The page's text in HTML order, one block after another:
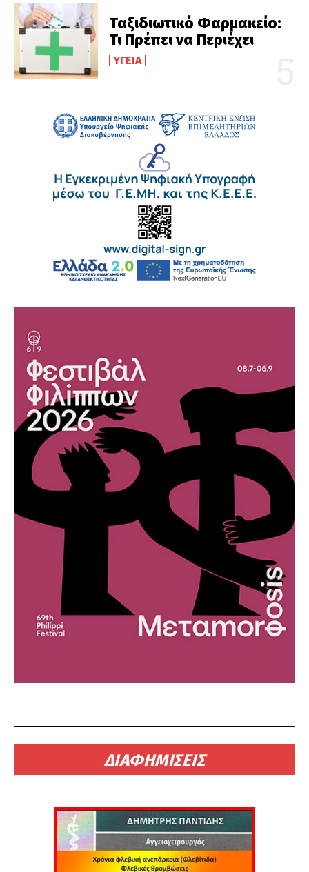
Ταξιδιωτικό Φαρμακείο:
Τι Πρέπει να Περιέχει
ΥΓΕΊΑ
ΔΙΑΦΗΜΙΣΕΙΣ